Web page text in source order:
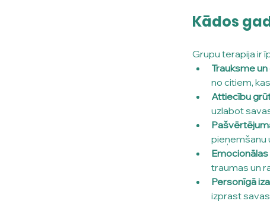
Kādos
Grupu terapija ir
Trauksme
no citiem,
Attiecību
uzlabot
pieņemšanu
traumas un
Personīgā
izprast